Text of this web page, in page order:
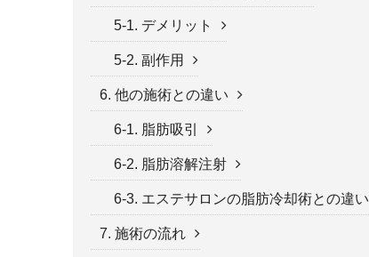
5-1. デメリット
5-2. 副作用
6. 他の施術との違い
6-1. 脂肪吸引
6-2. 脂肪溶解注射
6-3. エステサロンの脂肪冷却術との違い
7. 施術の流れ